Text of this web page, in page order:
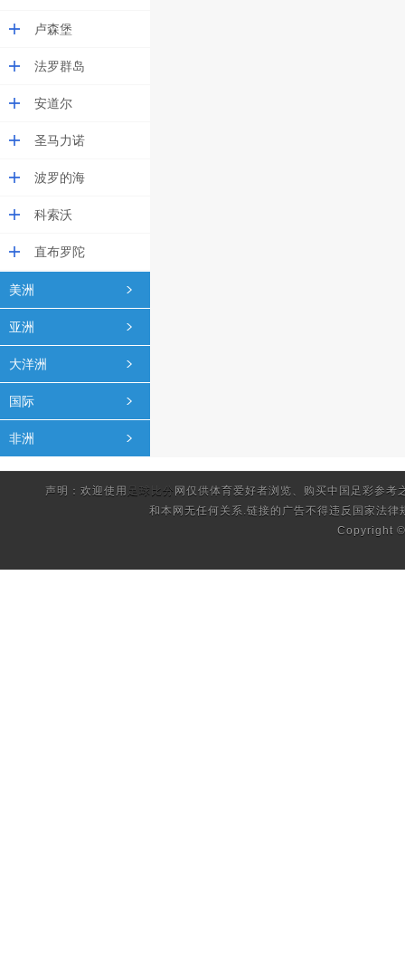
卢森堡
法罗群岛
安道尔
圣马力诺
波罗的海
科索沃
直布罗陀
美洲
亚洲
大洋洲
国际
非洲
声明：欢迎使用 足球比分 网仅供体育爱好者浏览、购买中国足彩参
和本网无任何关系.链接的广告不得违反国家法律
Copyright